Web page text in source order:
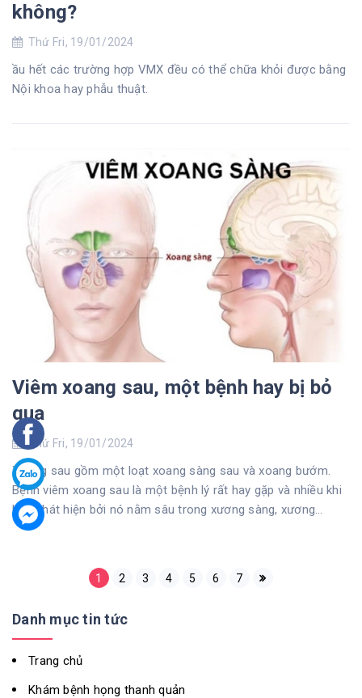
không?
Thứ Fri, 19/01/2024
ầu hết các trường hợp VMX đều có thể chữa khỏi được bằng
Nội khoa hay phẫu thuật.
Viêm xoang sau, một bệnh hay bị bỏ
qua
Thứ Fri, 19/01/2024
Xoang sau gồm một loạt xoang sàng sau và xoang bướm.
Bệnh viêm xoang sau là một bệnh lý rất hay gặp và nhiều khi
khó phát hiện bởi nó nằm sâu trong xương sàng, xương
bướm ở sâu trong hốc ...
1 2 3 4 5 6 7
Danh mục tin tức
Trang chủ
Khám bệnh họng thanh quản